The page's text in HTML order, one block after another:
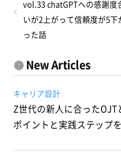
vol.33 chatGPTへの感謝度
いが2上がって信頼度が5下
った話
New Articles
キャリア設計
Z世代の新人に合ったOJT
ポイントと実践ステップ